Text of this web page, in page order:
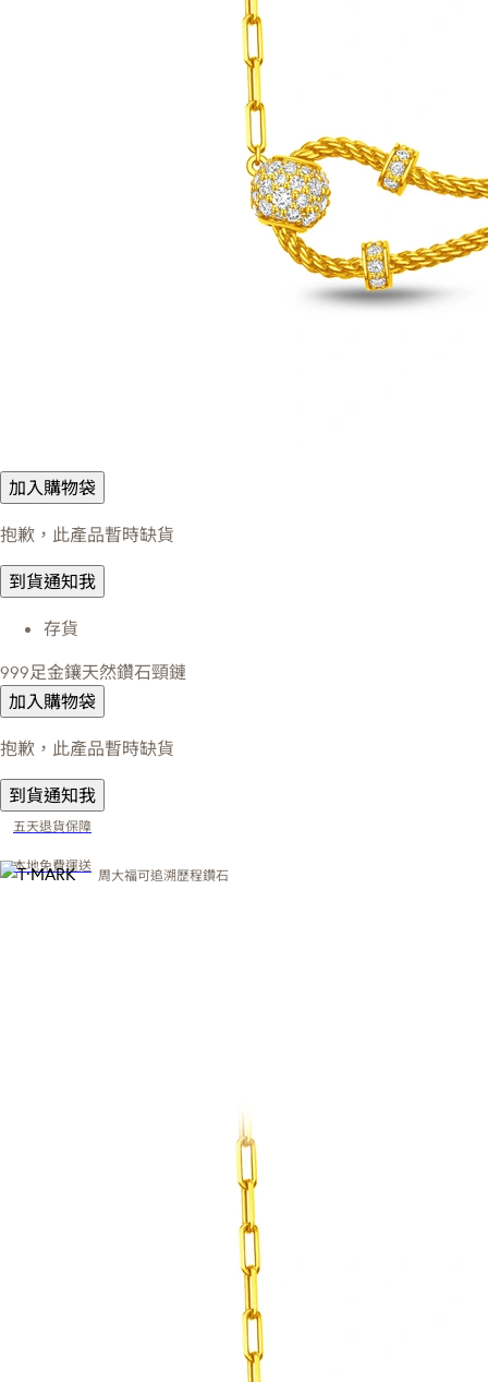
加入購物袋
抱歉，此產品暫時缺貨
到貨通知我
存貨
999足金鑲天然鑽石頸鏈
加入購物袋
抱歉，此產品暫時缺貨
到貨通知我
五天退貨保障
本地免費運送
周大福可追溯歷程鑽石